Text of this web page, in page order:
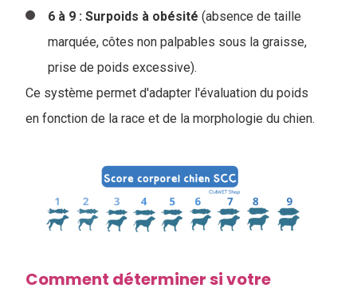
6 à 9 : Surpoids à obésité (absence de taille
marquée, côtes non palpables sous la graisse,
prise de poids excessive).
Ce système permet d'adapter l'évaluation du poids
en fonction de la race et de la morphologie du chien.
Comment déterminer si votre